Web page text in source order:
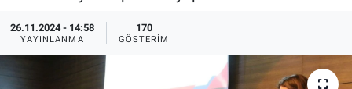
26.11.2024 - 14:58
YAYINLANMA
170
GÖSTERIM
Sağlık